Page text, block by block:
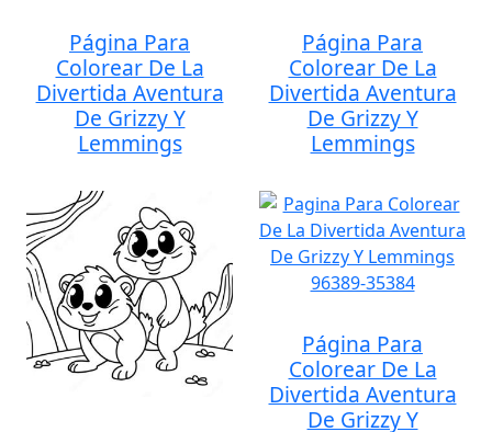
Página Para
Colorear De La
Divertida Aventura
De Grizzy Y
Lemmings
Página Para
Colorear De La
Divertida Aventura
De Grizzy Y
Lemmings
Página Para
Colorear De La
Divertida Aventura
De Grizzy Y